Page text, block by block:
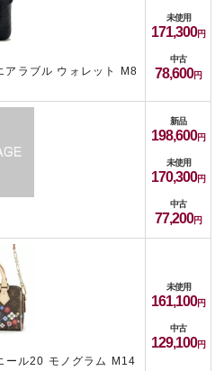
アラブル ウォレット M8
未使用
171,300
中古
78,600
新品
198,600
未使用
170,300
中古
77,200
ール20 モノグラム M14
未使用
161,100
中古
129,100